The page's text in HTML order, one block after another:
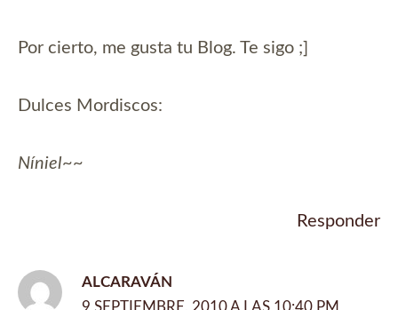
Por cierto, me gusta tu Blog. Te sigo ;]
Dulces Mordiscos:
Níniel~~
Responder
ALCARAVÁN
9 SEPTIEMBRE, 2010 A LAS 10:40 PM